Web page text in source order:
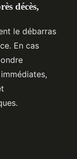
décès,
le débarras
En cas